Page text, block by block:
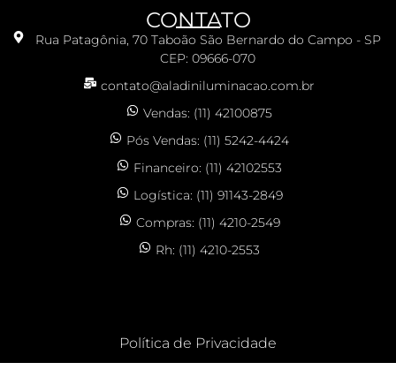
CONTATO
Rua Patagônia, 70 Taboão São Bernardo do Campo - SP
CEP: 09666-070
contato@aladiniluminacao.com.br
Vendas: (11) 42100875
Pós Vendas: (11) 5242-4424
Financeiro: (11) 42102553
Logística: (11) 91143-2849
Compras: (11) 4210-2549
Rh: (11) 4210-2553
Política de Privacidade